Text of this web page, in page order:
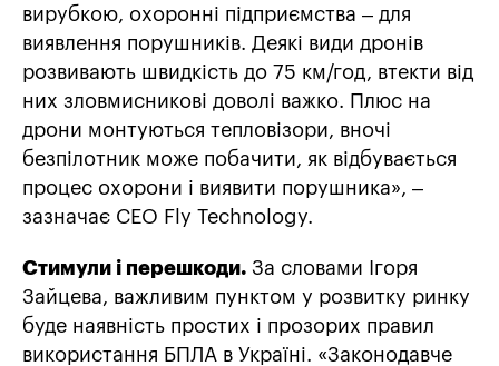
вирубкою, охоронні підприємства – для
виявлення порушників. Деякі види дронів
розвивають швидкість до 75 км/год, втекти від
них зловмисникові доволі важко. Плюс на
дрони монтуються тепловізори, вночі
безпілотник може побачити, як відбувається
процес охорони і виявити порушника», –
зазначає CEO Fly Technology.
Стимули і перешкоди. За словами Ігоря
Зайцева, важливим пунктом у розвитку ринку
буде наявність простих і прозорих правил
використання БПЛА в Україні. «Законодавче